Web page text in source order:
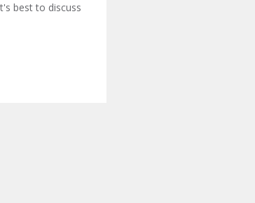
best to discuss